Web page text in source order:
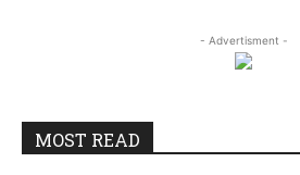
- Advertisment -
MOST READ